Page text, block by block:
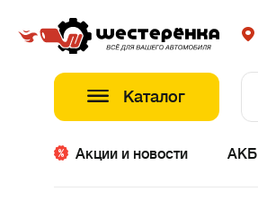
Каталог
Акции и новости АКБ